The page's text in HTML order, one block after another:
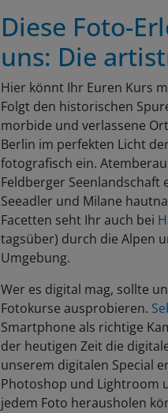
Diese Foto-
uns: Die
Hier könnt Ihr Euren Kurs
Folgt den historischen
morbide und verlassene
Berlin im perfekten Licht
fotografisch ein.
Feldberger
Seeadler und Milane
Facetten seht Ihr auch bei
tagsüber) durch die Alpen
Umgebung.
Wer es digital mag, sollte
Fotokurse ausprobieren.
Smartphone als richtige
der heutigen Zeit die
unserem digitalen Special
Photoshop und Lightroom
jedem Foto herausholen